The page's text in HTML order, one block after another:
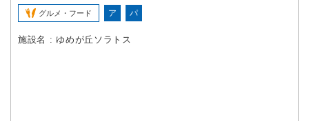
グルメ・フード ア パ
施設名 : ゆめが丘ソラトス